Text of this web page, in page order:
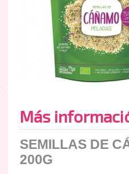
Más
SEMILLAS DE
200G